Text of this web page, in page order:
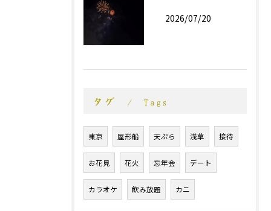
2026/07/20
タグ Tags
東京 屋形船 天ぷら 浅草 接待
お花見 花火 忘年会 デート
カラオケ 飲み放題 カニ